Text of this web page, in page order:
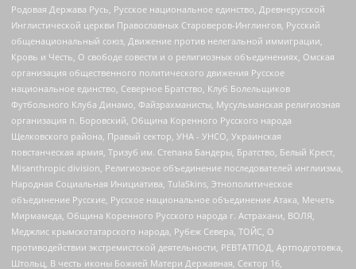
Родовая Держава Русь, Русское национальное единство, Древнерусской
Инглистической церкви Православных Староверов-Инглингов, Русский
общенациональный союз, Движение против нелегальной иммиграции,
Кровь и Честь, О свободе совести и о религиозных объединениях, Омская
организация общественного политического движения Русское
национальное единство, Северное Братство, Клуб Болельщиков
Футбольного Клуба Динамо, Файзрахманисты, Мусульманская религиозная
организация п. Боровский, Община Коренного Русского народа
Щелковского района, Правый сектор, УНА - УНСО, Украинская
повстанческая армия, Тризуб им. Степана Бандеры, Братство, Белый Крест,
Misanthropic division, Религиозное объединение последователей инглиизма,
Народная Социальная Инициатива, TulaSkins, Этнополитическое
объединение Русские, Русское национальное объединение Атака, Мечеть
Мирмамеда, Община Коренного Русского народа г. Астрахани, ВОЛЯ,
Меджлис крымскотатарского народа, Рубеж Севера, ТОЙС, О
противодействии экстремистской деятельности, РЕВТАТПОД, Артподготовка,
Штольц, В честь иконы Божией Матери Державная, Сектор 16,